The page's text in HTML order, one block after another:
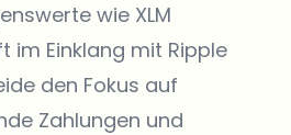
wie XLM
im Einklang mit Ripple
den Fokus auf
Zahlungen und